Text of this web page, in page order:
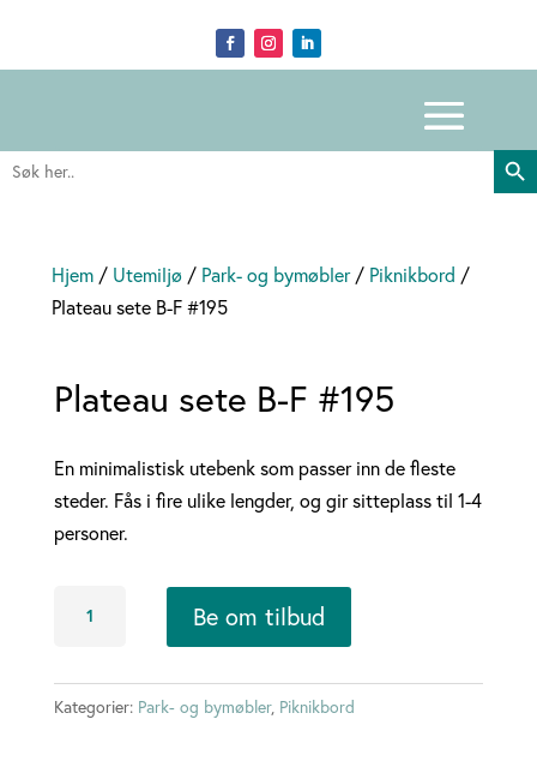
Search
for:
Search
Hjem/ Utemiljø/ Park- og bymøbler/ Piknikbord /
Plateau sete B-F #195
Plateau sete B-F #195
En minimalistisk utebenk som passer inn de fleste
steder. Fås i fire ulike lengder, og gir sitteplass til 1-4
personer.
F
Be om tilbud
Kategorier: Park- og bymøbler, Piknikbord